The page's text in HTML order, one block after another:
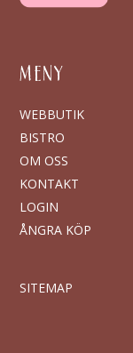
MENY
WEBBUTIK
BISTRO
OM OSS
KONTAKT
LOGIN
ÅNGRA KÖP
SITEMAP